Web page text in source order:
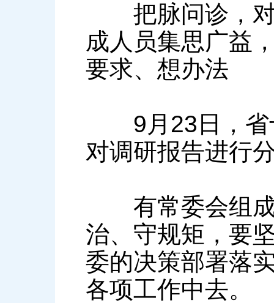
把脉问诊，对
成人员集思广益
要求、想办法
9月23日，省
对调研报告进行
有常委会组成
治、守规矩，要
委的决策部署落
各项工作中去。